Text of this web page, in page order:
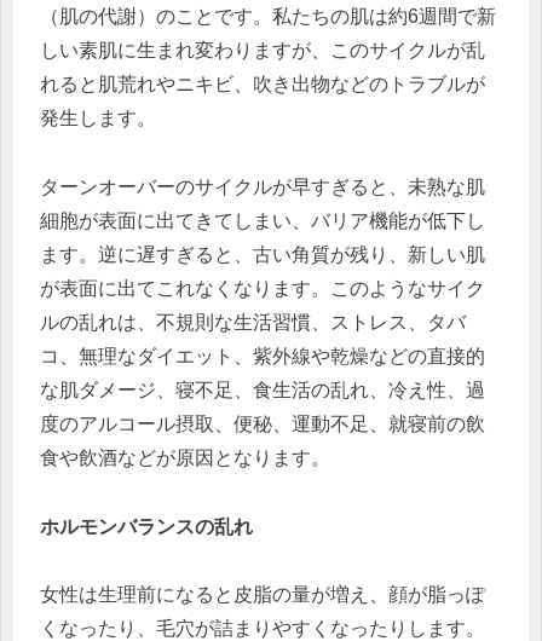
（肌の代謝）のことです。私たちの肌は約6週間で新
しい素肌に生まれ変わりますが、このサイクルが乱
れると肌荒れやニキビ、吹き出物などのトラブルが
発生します。
ターンオーバーのサイクルが早すぎると、未熟な肌
細胞が表面に出てきてしまい、バリア機能が低下し
ます。逆に遅すぎると、古い角質が残り、新しい肌
が表面に出てこれなくなります。このようなサイク
ルの乱れは、不規則な生活習慣、ストレス、タバ
コ、無理なダイエット、紫外線や乾燥などの直接的
な肌ダメージ、寝不足、食生活の乱れ、冷え性、過
度のアルコール摂取、便秘、運動不足、就寝前の飲
食や飲酒などが原因となります。
ホルモンバランスの乱れ
女性は生理前になると皮脂の量が増え、顔が脂っぽ
くなったり、毛穴が詰まりやすくなったりします。